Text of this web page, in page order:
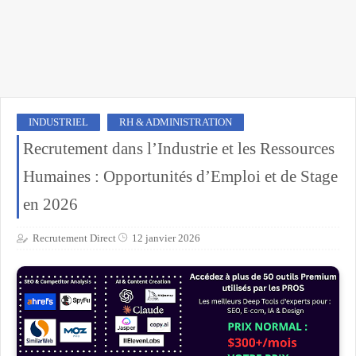
INDUSTRIEL RH & ADMINISTRATION
Recrutement dans l’Industrie et les Ressources
Humaines : Opportunités d’Emploi et de Stage
en 2026
Recrutement Direct 12 janvier 2026